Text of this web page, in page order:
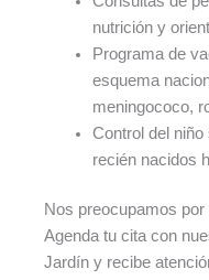
nutrición y
Programa de
esquema
meningococo,
Control del
recién nacidos
Nos preocupamos
Agenda tu cita con
Jardín y recibe